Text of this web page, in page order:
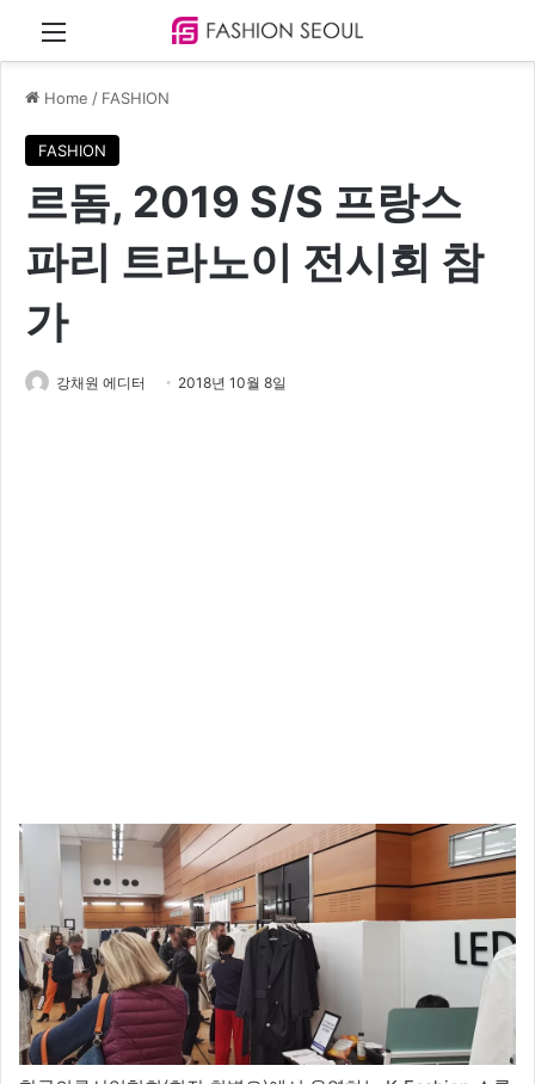
Home / FASHION
FASHION
르돔, 2019 S/S 프랑스
파리 트라노이 전시회 참
가
강채원 에디터 2018년 10월 8일